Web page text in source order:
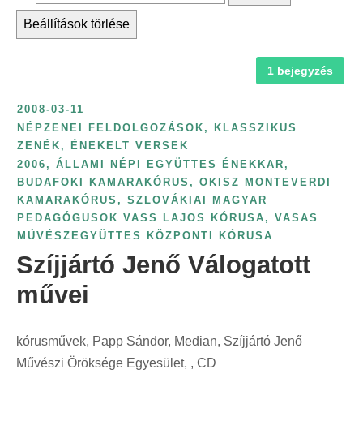
f
o
é
s
e
g
ó
r
i
a
z
e
é
v
s
z
á
m
s
z
e
i
t
:
e
s
l
á
s
:
Beállítások törlése
1 bejegyzés
2008-03-11
NÉPZENEI FELDOLGOZÁSOK, KLASSZIKUS
ZENÉK, ÉNEKELT VERSEK
2006 , ÁLLAMI NÉPI EGYÜTTES ÉNEKKAR ,
BUDAFOKI KAMARAKÓRUS , OKISZ MONTEVERDI
KAMARAKÓRUS , SZLOVÁKIAI MAGYAR
PEDAGÓGUSOK VASS LAJOS KÓRUSA , VASAS
MÚVÉSZEGYÜTTES KÖZPONTI KÓRUSA
Szíjjártó Jenő Válogatott
művei
kórusművek, Papp Sándor, Median, Szíjjártó Jenő
Művészi Öröksége Egyesület, , CD